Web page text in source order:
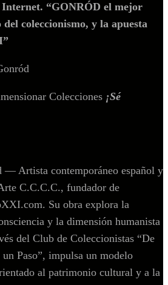
Internet. “GONRÓD el mejor
coleccionismo, y la apuesta
Colecciones ¡Sé
Artista contemporáneo español y
C.C.C.C., fundador de
Su obra explora la
y la dimensión humanista
del Club de Coleccionistas “De
un Paso”, impulsa un modelo
al patrimonio cultural y a la